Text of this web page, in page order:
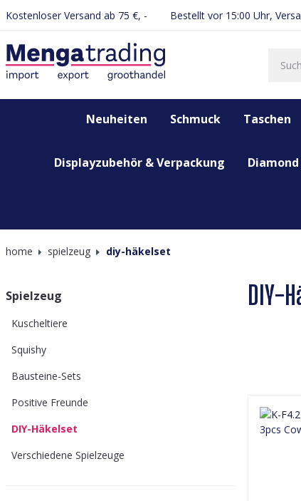
Zur Hauptnavigation springen
Kostenloser Versand ab 75 €, - Bestellt vor 15:00 Uhr,
Neuheiten Schmuck Taschen
Displayzubehör & Verpackung
home spielzeug diy-häkelset
Spielzeug
Kuscheltiere
Squishy
Bausteine-Sets
Positive Freunde
DIY-Häkelset
Verschiedene Spielzeuge
DIY-